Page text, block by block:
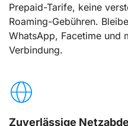
Prepaid-Tarife, keine
Roaming-Gebühren.
WhatsApp, Facetime und
Verbindung.
Zuverlässige